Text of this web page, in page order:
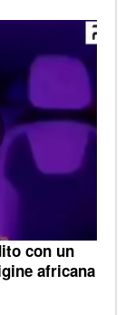
con un
africana